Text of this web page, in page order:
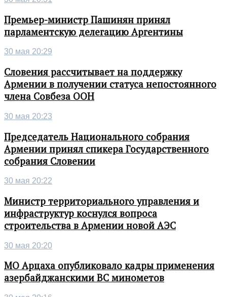
Премьер-министр Пашинян принял
парламентскую делегацию Аргентины
30 мая 20:29
Словения рассчитывает на поддержку
Армении в получении статуса непостоянного
члена Совбеза ООН
30 мая 20:23
Председатель Национального собрания
Армении принял спикера Государственного
собрания Словении
30 мая 20:22
Министр территориального управления и
инфраструктур коснулся вопроса
строительства в Армении новой АЭС
30 мая 20:20
МО Арцаха опубликовало кадры применения
азербайджанскими ВС минометов